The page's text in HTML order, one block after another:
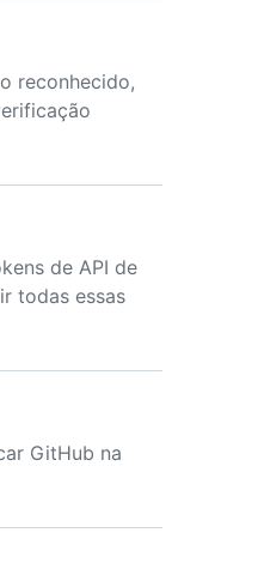
reconhecido,
de API de
todas essas
GitHub na